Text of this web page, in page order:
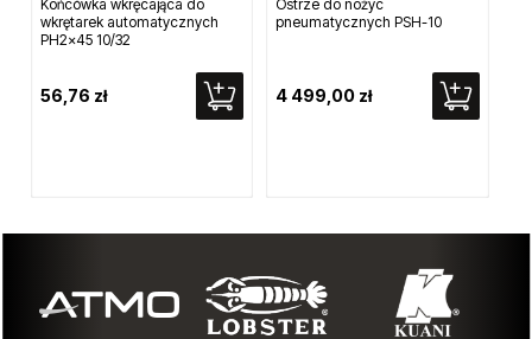
Końcówka wkręcająca do
wkrętarek automatycznych
PH2x45 10/32
56,76 zł
Ostrze do nożyc
pneumatycznych PSH-10
4 499,00 zł